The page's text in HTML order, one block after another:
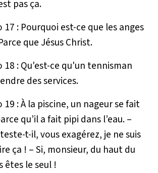
pas ça.
17 : Pourquoi est-ce que les anges
que Jésus Christ.
18 : Qu'est-ce qu'un tennisman
des services.
19 : À la piscine, un nageur se fait
qu’il a fait pipi dans l’eau. –
t-il, vous exagérez, je ne suis
ça ! – Si, monsieur, du haut du
êtes le seul !